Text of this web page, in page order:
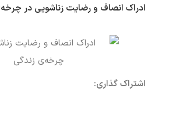
ادراک انصاف و رضایت زناشویی در
اشتراک گذاری: